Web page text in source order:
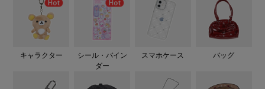
キャラクター
シール・バイン
ダー
スマホケース バッグ